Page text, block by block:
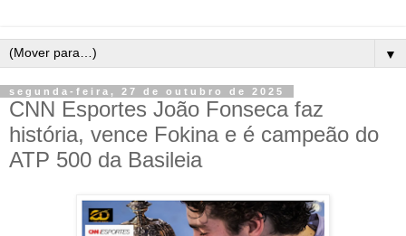
▼
segunda-feira, 27 de outubro de 2025
CNN Esportes João Fonseca faz
história, vence Fokina e é campeão do
ATP 500 da Basileia